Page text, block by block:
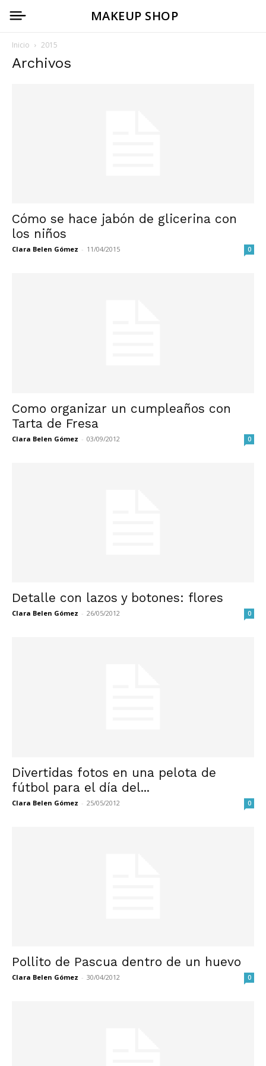
MAKEUP SHOP
Inicio 2015
Archivos
Cómo se hace jabón de glicerina con
los niños
Clara Belen Gómez - 11/04/2015 0
Como organizar un cumpleaños con
Tarta de Fresa
Clara Belen Gómez - 03/09/2012 0
Detalle con lazos y botones: flores
Clara Belen Gómez - 26/05/2012 0
Divertidas fotos en una pelota de
fútbol para el día del...
Clara Belen Gómez - 25/05/2012 0
Pollito de Pascua dentro de un huevo
Clara Belen Gómez - 30/04/2012 0